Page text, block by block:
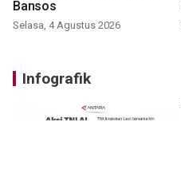
Bansos
Selasa, 4 Agustus 2026
Infografik